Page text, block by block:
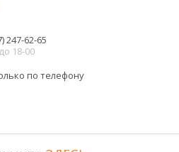
247-62-65
18-00
по телефону